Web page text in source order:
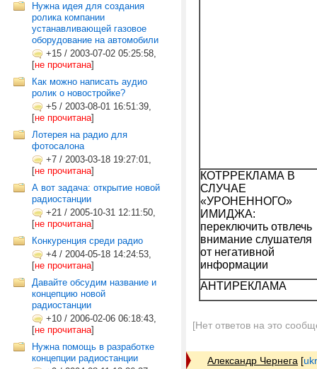
Нужна идея для создания
ролика компании
устанавливающей газовое
оборудование на автомобили
+15 / 2003-07-02 05:25:58,
[не прочитана]
Как можно написать аудио
ролик о новостройке?
+5 / 2003-08-01 16:51:39,
[не прочитана]
Лотерея на радио для
фотосалона
+7 / 2003-03-18 19:27:01,
[не прочитана]
А вот задача: открытие новой
радиостанции
+21 / 2005-10-31 12:11:50,
[не прочитана]
Конкуренция среди радио
+4 / 2004-05-18 14:24:53,
[не прочитана]
Давайте обсудим название и
концепцию новой
радиостанции
+10 / 2006-02-06 06:18:43,
[не прочитана]
Нужна помощь в разработке
концепции радиостанции
КОТРРЕКЛАМА В
СЛУЧАЕ
«УРОНЕННОГО»
ИМИДЖА:
переключить отвлечь
внимание слушателя
от негативной
информации
АНТИРЕКЛАМА
[Нет ответов на это
Александр Чернега [